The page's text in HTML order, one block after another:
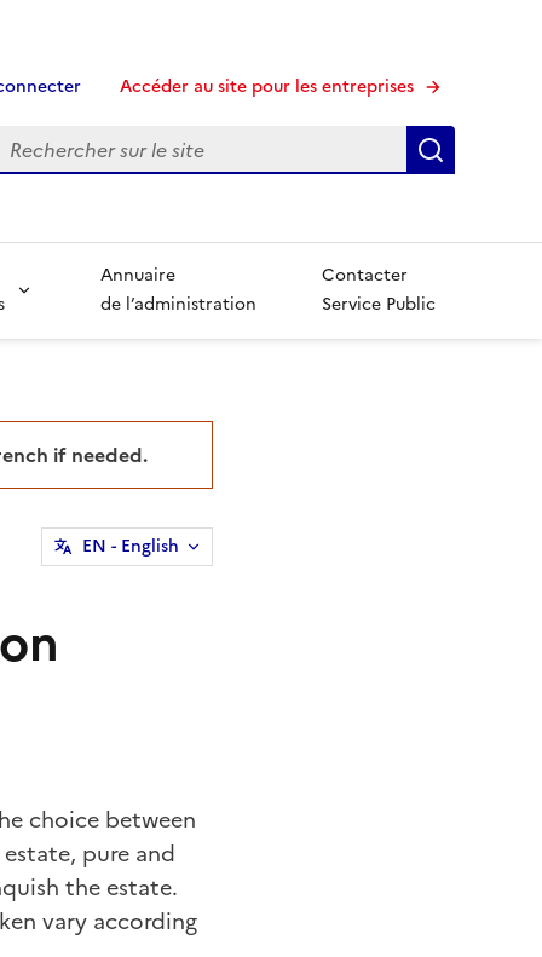
Accéder au site pour les entreprises
Annuaire
de l’administration
Contacter
Service Public
if needed.
EN - English
choice between
pure and
the estate.
vary according